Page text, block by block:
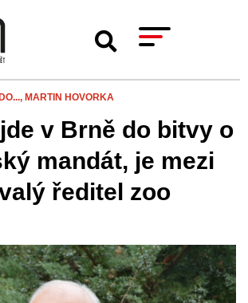
MARTIN HOVORKA
v Brně do bitvy o
mandát, je mezi
ředitel zoo